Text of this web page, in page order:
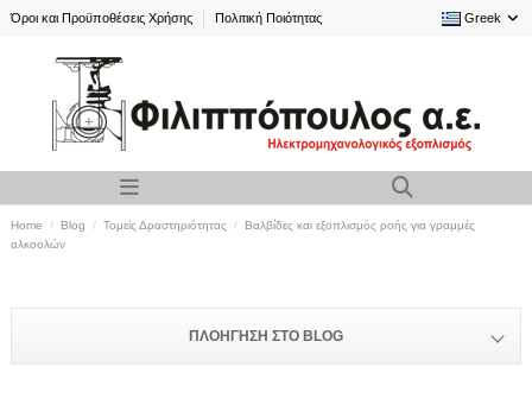
Όροι και Προϋποθέσεις Χρήσης Πολιτική Ποιότητας Greek
Home Blog Τομείς Δραστηριότητας
Βαλβίδες και εξοπλισμός ροής για γραμμές
αλκοολών
ΠΛΟΉΓΗΣΗ ΣΤΟ BLOG